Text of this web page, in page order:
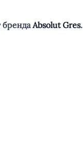
брендаAbsolut Gres.